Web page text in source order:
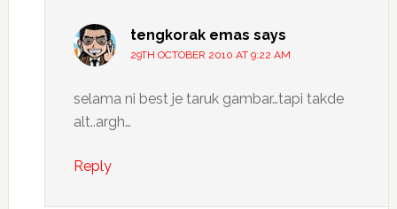
tengkorak emas says
29TH OCTOBER 2010 AT 9:22 AM
selama ni best je taruk gambar…tapi takde
alt..argh…
Reply